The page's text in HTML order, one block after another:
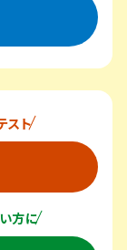
スト
方に